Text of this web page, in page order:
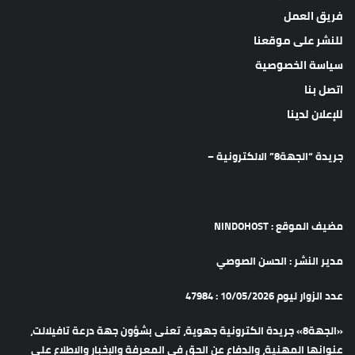
فريق العمل
للنشر على موقعنا
سياسة الخصوصية
اتصل بنا
للإعلان لدينا
جريدة “الجهة8” الالكترونية –
مضيف الموقع : NINDOHOST
مدير النشر : الحسن الصوصي
عدد الزوار ليوم 10/05/2026 : 47984
«الجهة8» جريدة الكترونية جهوية، تعنى بشؤون جهة درعة تافيلالت،
عنوانها المهنية، والدفاع عن الحق في المعرفة والإخبار والاطلاع على